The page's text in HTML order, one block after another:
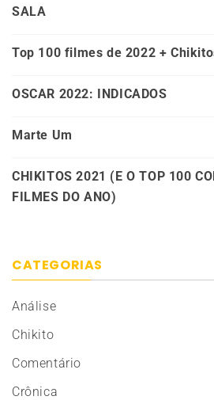
SALA
Top 100 filmes de 2022 +
OSCAR 2022: INDICADOS
Marte Um
CHIKITOS 2021 (E O TOP 100
FILMES DO ANO)
CATEGORIAS
Análise
Chikito
Comentário
Crônica